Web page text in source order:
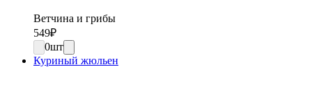
Ветчина и грибы
549₽
0шт
Куриный жюльен